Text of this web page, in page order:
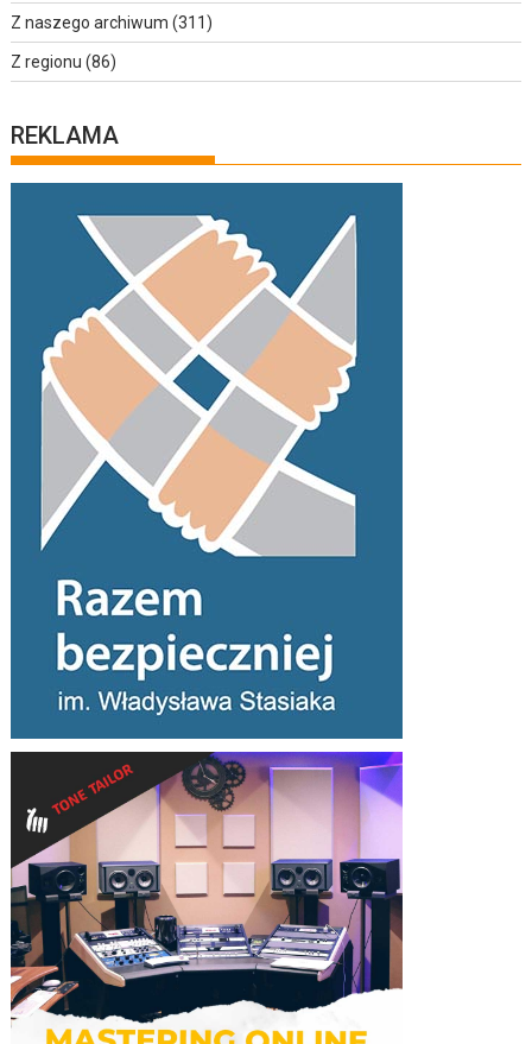
Z naszego archiwum (311)
Z regionu (86)
REKLAMA